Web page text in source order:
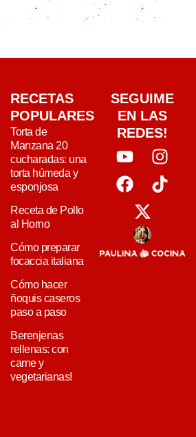
RECETAS
POPULARES
Torta de
Manzana 20
cucharadas: una
torta húmeda y
esponjosa
Receta de Pollo
al Horno
Cómo preparar
focaccia italiana
Cómo hacer
ñoquis caseros
paso a paso
Berenjenas
rellenas: con
carne y
vegetarianas!
SEGUIME
EN LAS
REDES!